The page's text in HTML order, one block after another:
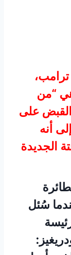
ترامب،
هي “من
القبض على
أنه
الجديدة
سُئل